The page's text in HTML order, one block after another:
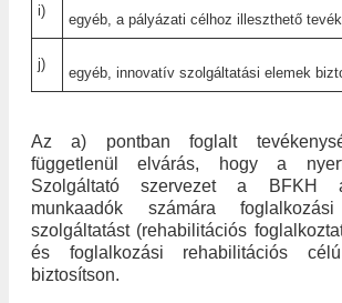
i)
egyéb, a pályázati célhoz illeszthető
j)
egyéb, innovatív szolgáltatási elemek
Az a) pontban foglalt
függetlenül elvárás, hogy a
Szolgáltató szervezet a BFKH
munkaadók számára
szolgáltatást (rehabilitációs
és foglalkozási rehabilitációs
biztosítson.